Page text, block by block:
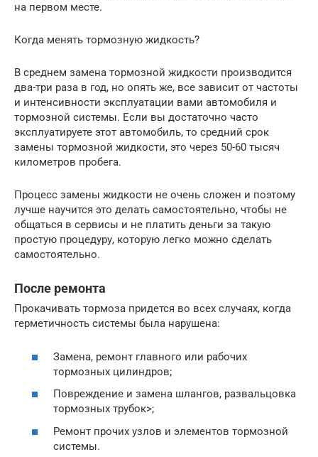
на первом месте.
Когда менять тормозную жидкость?
В среднем замена тормозной жидкости производится
два-три раза в год, но опять же, все зависит от частоты
и интенсивности эксплуатации вами автомобиля и
тормозной системы. Если вы достаточно часто
эксплуатируете этот автомобиль, то средний срок
замены тормозной жидкости, это через 50-60 тысяч
километров пробега.
Процесс замены жидкости не очень сложен и поэтому
лучше научится это делать самостоятельно, чтобы не
общаться в сервисы и не платить деньги за такую
простую процедуру, которую легко можно сделать
самостоятельно.
После ремонта
Прокачивать тормоза придется во всех случаях, когда
герметичность системы была нарушена:
Замена, ремонт главного или рабочих
тормозных цилиндров;
Повреждение и замена шлангов, развальцовка
тормозных трубок>;
Ремонт прочих узлов и элементов тормозной
системы.